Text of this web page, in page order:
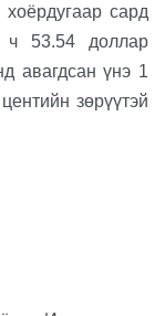
хоёрдугаарсард
ч 53.54 доллар
авагдсанүнэ 1
зөрүүтэй